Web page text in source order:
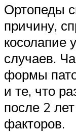
Ортопеды
причину,
косолапие
случаев.
формы
и те, что
после 2
факторов.